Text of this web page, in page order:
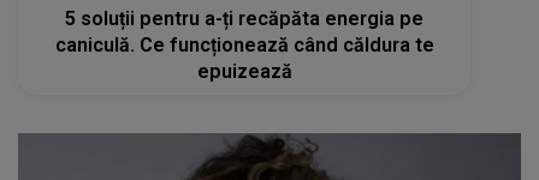
5 soluții pentru a-ți recăpăta energia pe
caniculă. Ce funcționează când căldura te
epuizează